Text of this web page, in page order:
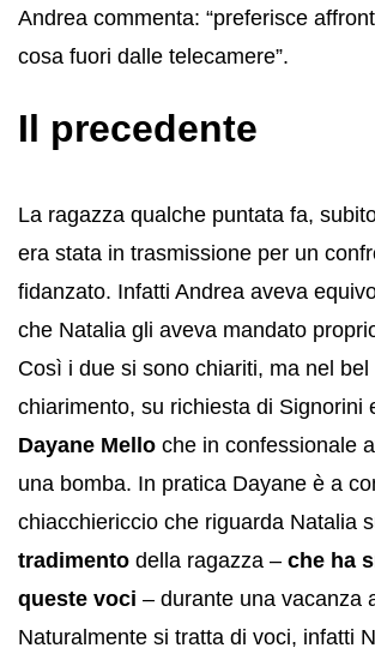
Andrea commenta: “preferisce
cosa fuori dalle telecamere”.
Il precedente
La ragazza qualche puntata fa,
era stata in trasmissione per un
fidanzato. Infatti Andrea aveva
che Natalia gli aveva mandato
Così i due si sono chiariti, ma nel bel
chiarimento, su richiesta di Signorini
Dayane Mello che in confessionale
una bomba. In pratica Dayane è a
chiacchiericcio che riguarda Natalia
tradimento della ragazza – che ha
queste voci – durante una vacanza
Naturalmente si tratta di voci, infatti